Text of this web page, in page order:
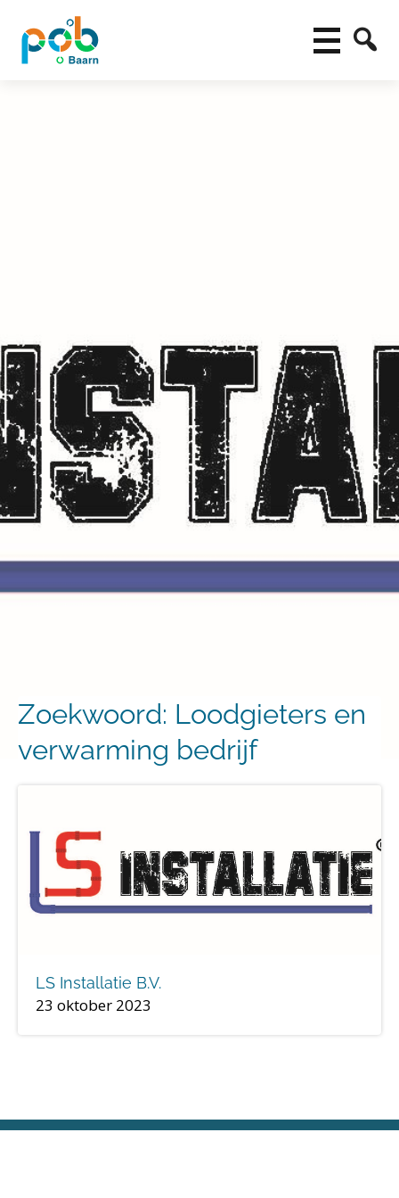
Zoekwoord: Loodgieters en
verwarming bedrijf
LS Installatie B.V.
23 oktober 2023